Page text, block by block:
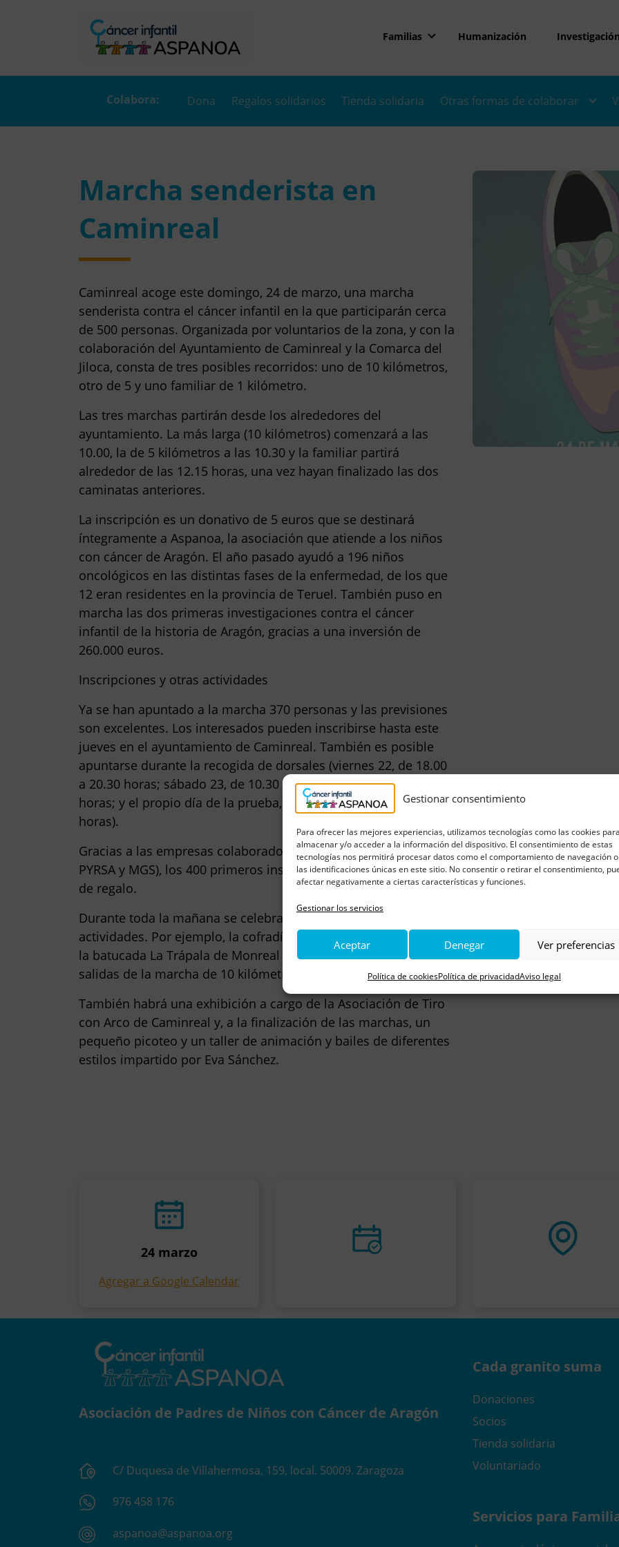
Gestionar consentimiento
Para ofrecer las mejores experiencias, utilizamos tecnologías como las cookies para
almacenar y/o acceder a la información del dispositivo. El consentimiento de estas
tecnologías nos permitirá procesar datos como el comportamiento de navegación o
las identificaciones únicas en este sitio. No consentir o retirar el consentimiento,
afectar negativamente a ciertas características y funciones.
Gestionar los servicios
Aceptar Denegar Ver preferencias
Política de cookiesPolítica de privacidadAviso legal
Familias Humanización Investigación
Dona Regalos solidarios Tienda solidaria Otras formas de colaborar
Marcha senderista en
Caminreal
Caminreal acoge este domingo, 24 de marzo, una marcha
senderista contra el cáncer infantil en la que participarán cerca
de 500 personas. Organizada por voluntarios de la zona, y con la
colaboración del Ayuntamiento de Caminreal y la Comarca del
Jiloca, consta de tres posibles recorridos: uno de 10 kilómetros,
otro de 5 y uno familiar de 1 kilómetro.
Las tres marchas partirán desde los alrededores del
ayuntamiento. La más larga (10 kilómetros) comenzará a las
10.00, la de 5 kilómetros a las 10.30 y la familiar partirá
alrededor de las 12.15 horas, una vez hayan finalizado las dos
caminatas anteriores.
La inscripción es un donativo de 5 euros que se destinará
íntegramente a Aspanoa, la asociación que atiende a los niños
con cáncer de Aragón. El año pasado ayudó a 196 niños
oncológicos en las distintas fases de la enfermedad, de los que
12 eran residentes en la provincia de Teruel. También puso en
marcha las dos primeras investigaciones contra el cáncer
infantil de la historia de Aragón, gracias a una inversión de
260.000 euros.
Inscripciones y otras actividades
Ya se han apuntado a la marcha 370 personas y las previsiones
son excelentes. Los interesados pueden inscribirse hasta este
jueves en el ayuntamiento de Caminreal. También es posible
apuntarse durante la recogida de dorsales (viernes 22, de 18.00
a 20.30 horas; sábado 23, de 10.30 a 13.30 y de 18.00 a 20.00
horas; y el propio día de la prueba, domingo 24, hasta las 11.00
horas).
Gracias a las empresas colaboradoras (SMP, CASA, MAYOR, DKV,
PYRSA y MGS), los 400 primeros inscritos se llevarán una bolsa
de regalo.
Durante toda la mañana se celebrarán además diferentes
actividades. Por ejemplo, la cofradía La Dolorosa de Caminreal
la batucada La Trápala de Monreal del Campo acompañarán las
salidas de la marcha de 10 kilómetros y la familiar.
También habrá una exhibición a cargo de la Asociación de Tiro
con Arco de Caminreal y, a la finalización de las marchas, un
pequeño picoteo y un taller de animación y bailes de diferentes
estilos impartido por Eva Sánchez.
24 marzo
Agregar a Google Calendar
Asociación de Padres de Niños con Cáncer de Aragón
C/ Duquesa de Villahermosa, 159, local. 50009. Zaragoza
976 458 176
aspanoa@aspanoa.org
Cada granito suma
Donaciones
Socios
Tienda solidaria
Voluntariado
Servicios para